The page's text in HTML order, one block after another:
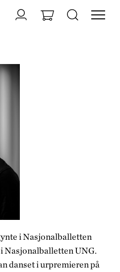
i Nasjonalballetten
Nasjonalballetten UNG.
danset i urpremieren på